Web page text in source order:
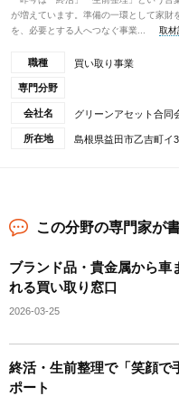
が増えています。準備の一環として家財
を、必要とする人へつなぐ事業...
取
職種 買い取り事業
専門分野
会社名 グリーンアセット合同
所在地 島根県益田市乙吉町イ
この分野の専門家が
ブランド品・貴金属から車
れる買い取り窓口
2026-03-25
終活・生前整理で「笑顔で
ポート